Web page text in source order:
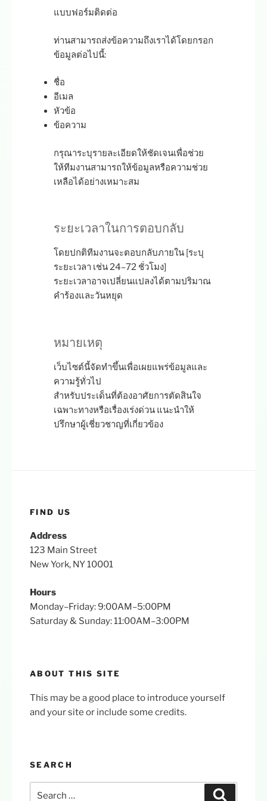
แบบฟอร์มติดต่อ
ท่านสามารถส่งข้อความถึงเราได้โดยกรอก
ข้อมูลต่อไปนี้:
ชื่อ
อีเมล
หัวข้อ
ข้อความ
กรุณาระบุรายละเอียดให้ชัดเจนเพื่อช่วย
ให้ทีมงานสามารถให้ข้อมูลหรือความช่วย
เหลือได้อย่างเหมาะสม
ระยะเวลาในการตอบกลับ
โดยปกติทีมงานจะตอบกลับภายใน [ระบุ
ระยะเวลา เช่น 24–72 ชั่วโมง]
ระยะเวลาอาจเปลี่ยนแปลงได้ตามปริมาณ
คำร้องและวันหยุด
หมายเหตุ
เว็บไซต์นี้จัดทำขึ้นเพื่อเผยแพร่ข้อมูลและ
ความรู้ทั่วไป
สำหรับประเด็นที่ต้องอาศัยการตัดสินใจ
เฉพาะทางหรือเรื่องเร่งด่วน แนะนำให้
ปรึกษาผู้เชี่ยวชาญที่เกี่ยวข้อง
FIND US
Address
123 Main Street
New York, NY 10001
Hours
Monday–Friday: 9:00AM–5:00PM
Saturday & Sunday: 11:00AM–3:00PM
ABOUT THIS SITE
This may be a good place to introduce yourself
and your site or include some credits.
SEARCH